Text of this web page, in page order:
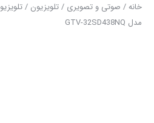
خانه/ صوتی و تصویری /تلویزیون
مدل GTV-32SD438NQ